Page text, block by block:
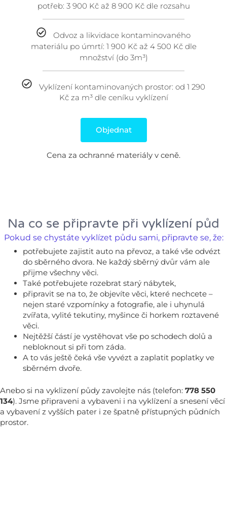
potřeb: 3 900 Kč až 8 900 Kč dle rozsahu
Odvoz a likvidace kontaminovaného
materiálu po úmrtí: 1 900 Kč až 4 500 Kč dle
množství (do 3m³)
Vyklízení kontaminovaných prostor: od 1 290
Kč za m³ dle ceníku vyklízení
Objednat
Cena za ochranné materiály v ceně.
Na co se připravte při vyklízení půd
Pokud se chystáte vyklízet půdu sami, připravte se, že:
potřebujete zajistit auto na převoz, a také vše odvézt
do sběrného dvora. Ne každý sběrný dvůr vám ale
přijme všechny věci.
Také potřebujete rozebrat starý nábytek,
připravit se na to, že objevíte věci, které nechcete –
nejen staré vzpomínky a fotografie, ale i uhynulá
zvířata, vylité tekutiny, myšince či horkem roztavené
věci.
Nejtěžší částí je vystěhovat vše po schodech dolů a
nebloknout si při tom záda.
A to vás ještě čeká vše vyvézt a zaplatit poplatky ve
sběrném dvoře.
Anebo si na vyklizení půdy zavolejte nás (telefon: 778 550
134). Jsme připraveni a vybaveni i na vyklízení a snesení věcí
a vybavení z vyšších pater i ze špatně přístupných půdních
prostor.